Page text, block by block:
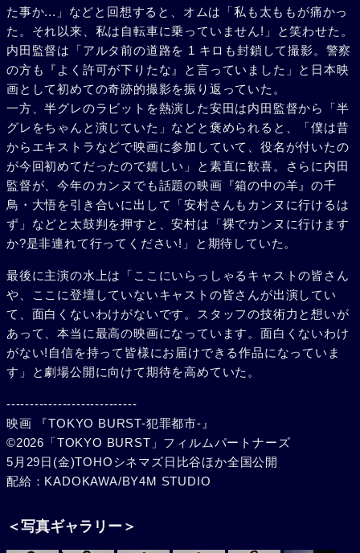
た事か...」などと回想すると、オムは「私も太ももが痛かっ
た。それ以来、私は自転車に乗っていません!」と笑わせた。
内田監督は「アルタ前の道路を 1 キロも封鎖して撮影。警察
の方も『よく許可が下りたな』と言っていました」と日本映
画として初めての奇跡的撮影を振り返っていた。
一方、半グレのラビットを熱演した安田は内田監督から「半
グレをちゃんと演じていた」などと褒められると、「僕は昔
からエキストラなどで映画に参加していて、役名が付いたの
が今回初めてだったので嬉しい」と素直に歓喜。さらに内田
監督が、今年のカンヌでも話題の映画『箱の中の羊』の千
鳥・大悟を引き合いに出して「安村さんもカンヌに行けるは
ず」などと太鼓判を押すと、安村は「裸でカンヌに行けます
か?是非連れて行ってください!」と期待していた。
最後に主演の水上は「ここにいらっしゃるキャストの皆さん
や、ここに登壇していないキャストの皆さんが出演してい
て、面白くないわけがないです。スタッフの技術力と想いが
あって、本当に最高の映画になっています。面白くないわけ
がない!自信を持って皆様にお届けできる作品になっていま
す」と劇場公開に向けて期待を高めていた。
----------------------------
映画 『TOKYO BURST-犯罪都市-』
©2026「TOKYO BURST」フィルムパートナーズ
5月29日(金)TOHOシネマズ日比谷ほか全国公開
配給：KADOKAWA/BY4M STUDIO
＜写真ギャラリー＞